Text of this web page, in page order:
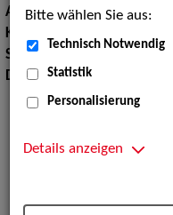
Augenfarbe:dunkelbraun
Körpergröße:
Sprachen:
Deutsch, Englisch
Dialekte:Bayerisch
Bitte wählen Sie aus:
Technisch Notwendig
Statistik
Personalisierung
Details anzeigen